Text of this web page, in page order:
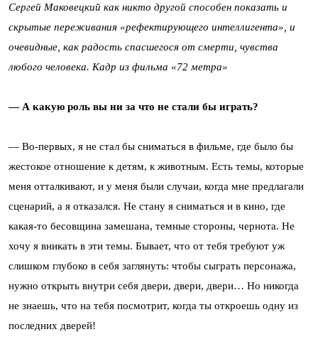
Сергей Маковецкий как никто другой способен показать и
скрытые переживания «рефектирующего интеллигента», и
очевидные, как радость спасшегося от смерти, чувства
любого человека. Кадр из фильма «72 метра»
— А какую роль вы ни за что не стали бы играть?
— Во-первых, я не стал бы сниматься в фильме, где было бы
жестокое отношение к детям, к животным. Есть темы, которые
меня отталкивают, и у меня были случаи, когда мне предлагали
сценарий, а я отказался. Не стану я сниматься и в кино, где
какая-то бесовщина замешана, темные стороны, чернота. Не
хочу я вникать в эти темы. Бывает, что от тебя требуют уж
слишком глубоко в себя заглянуть: чтобы сыграть персонажа,
нужно открыть внутри себя двери, двери, двери… Но никогда
не знаешь, что на тебя посмотрит, когда ты откроешь одну из
последних дверей!